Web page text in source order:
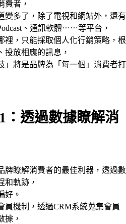
費者，
變多了，除了電視和網站外，還有
、通訊軟體⋯⋯等平台，
裡，只能採取個人化行銷策略，根
投放相應的訊息，
」將是品牌為「每一個」消費者打
：透過數據瞭解消
牌瞭解消費者的最佳利器，透過數
和軌跡，
好。
員機制，透過CRM系統蒐集會員
據，